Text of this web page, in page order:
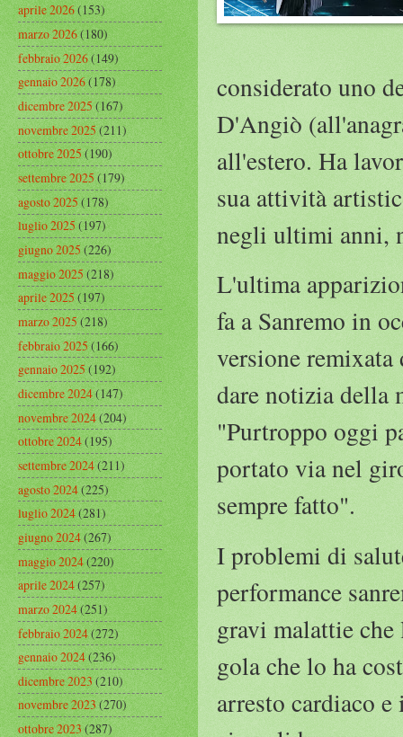
considerato uno
D'Angiò
all'estero. Ha
sua attività
negli ultimi anni,
L'ultima
fa a Sanremo in
versione
dare notizia della
"Purtroppo oggi
portato via nel
sempre fatto".
I problemi di
performance
gravi malattie
gola che lo ha
arresto cardiaco
aprile 2026(153)
marzo 2026(180)
febbraio 2026(149)
gennaio 2026(178)
dicembre 2025(167)
novembre 2025(211)
ottobre 2025(190)
settembre 2025(179)
agosto 2025(178)
luglio 2025(197)
giugno 2025(226)
maggio 2025(218)
aprile 2025(197)
marzo 2025(218)
febbraio 2025(166)
gennaio 2025(192)
dicembre 2024(147)
novembre 2024(204)
ottobre 2024(195)
settembre 2024(211)
agosto 2024(225)
luglio 2024(281)
giugno 2024(267)
maggio 2024(220)
aprile 2024(257)
marzo 2024(251)
febbraio 2024(272)
gennaio 2024(236)
dicembre 2023(210)
novembre 2023(270)
ottobre 2023(287)